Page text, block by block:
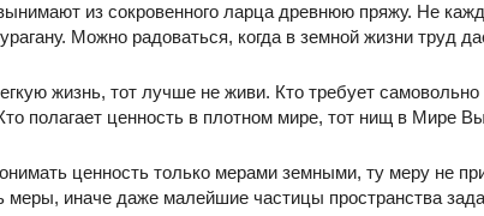
из сокровенного ларца древнюю пряжу. Не
Можно радоваться, когда в земной жизни труд
жизнь, тот лучше не живи. Кто требует
полагает ценность в плотном мире, тот нищ в Мире
ценность только мерами земными, ту меру не
меры, иначе даже малейшие частицы пространства